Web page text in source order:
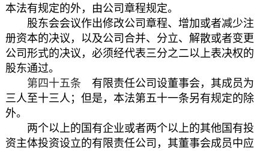
本法有规定的外，由公司章程规定。
股东会会议作出修改公司章程、增加或者减少注
册资本的决议，以及公司合并、分立、解散或者变更
公司形式的决议，必须经代表三分之二以上表决权的
股东通过。
第四十五条 有限责任公司设董事会，其成员为
三人至十三人；但是，本法第五十一条另有规定的除
外。
两个以上的国有企业或者两个以上的其他国有投
资主体投资设立的有限责任公司，其董事会成员中应